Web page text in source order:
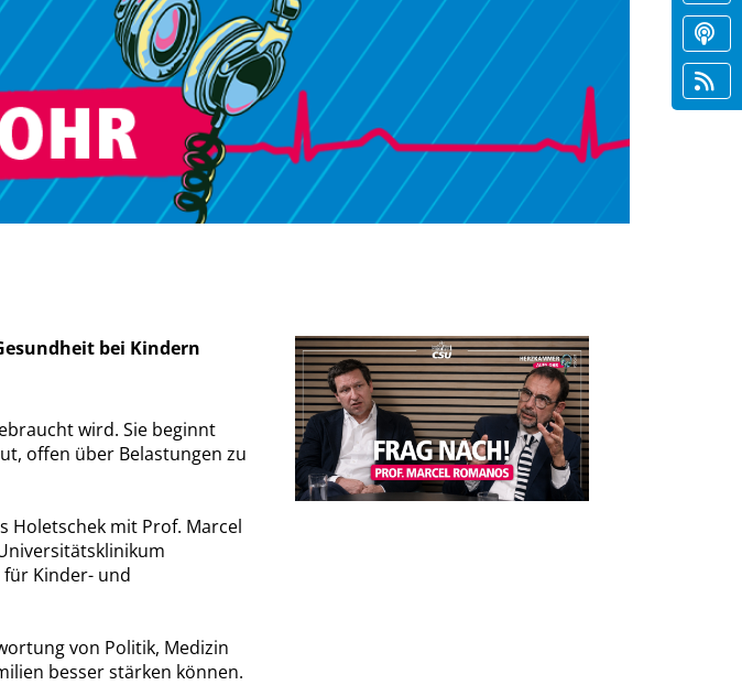
bei Kindern
wird. Sie beginnt
offen über Belastungen zu
Holetschek mit Prof. Marcel
Kinder- und
von Politik, Medizin
besser stärken können.